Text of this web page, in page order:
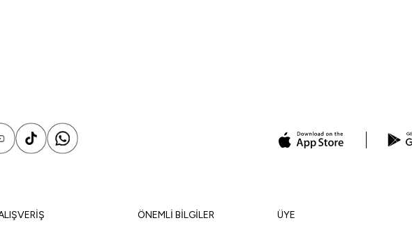
ÖNEMLİ BİLGİLER ÜYE